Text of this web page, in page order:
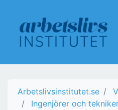
Arbetslivsinstitutet.se
Ingenjörer och